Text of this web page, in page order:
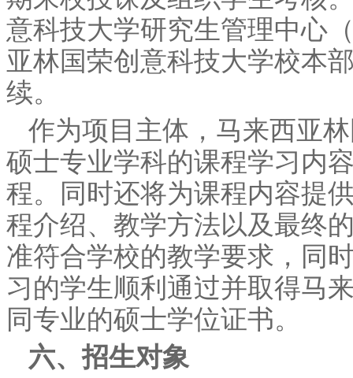
意科技大学研究生管理中心
亚林国荣创意科技大学校本
续。
作为项目主体，马来西亚
硕士专业学科的课程学习内
程。同时还将为课程内容提
程介绍、教学方法以及最终
准符合学校的教学要求，同
习的学生顺利通过并取得马
同专业的硕士学位证书。
六、招生对象